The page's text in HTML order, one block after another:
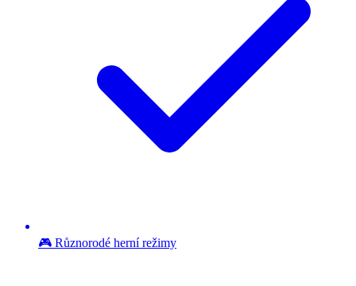
🎮 Různorodé herní režimy